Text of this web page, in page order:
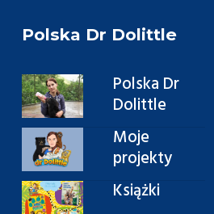
Polska Dr Dolittle
Polska Dr
Dolittle
Moje
projekty
Książki